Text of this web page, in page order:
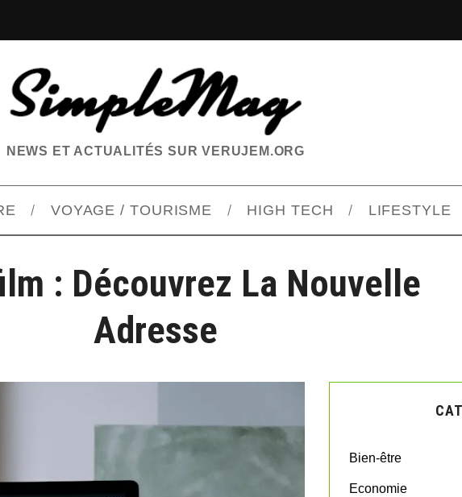
NEWS ET ACTUALITÉS SUR VERUJEM.ORG
VOYAGE / TOURISME HIGH TECH LIFESTYLE
: Découvrez La Nouvelle
Adresse
Bien-être
Economie